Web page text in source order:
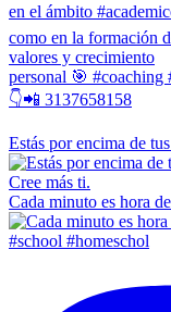
en el ámbito
como en la formación
valores y crecimiento
personal 🎯 #coaching
👇📲 3137658158
Estás por encima de
Cada minuto es hora